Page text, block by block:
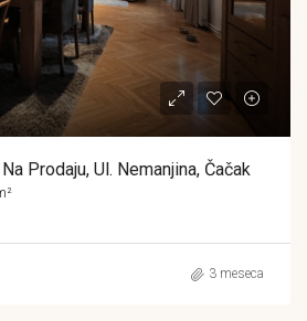
Prodaju, Ul. Nemanjina, Čačak
3 meseca